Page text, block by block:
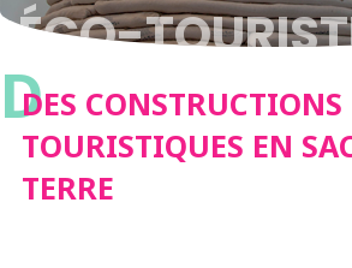
ÉCO-
EN SAC DE
DDES CONSTRUCTIONS
TOURISTIQUES EN
TERRE